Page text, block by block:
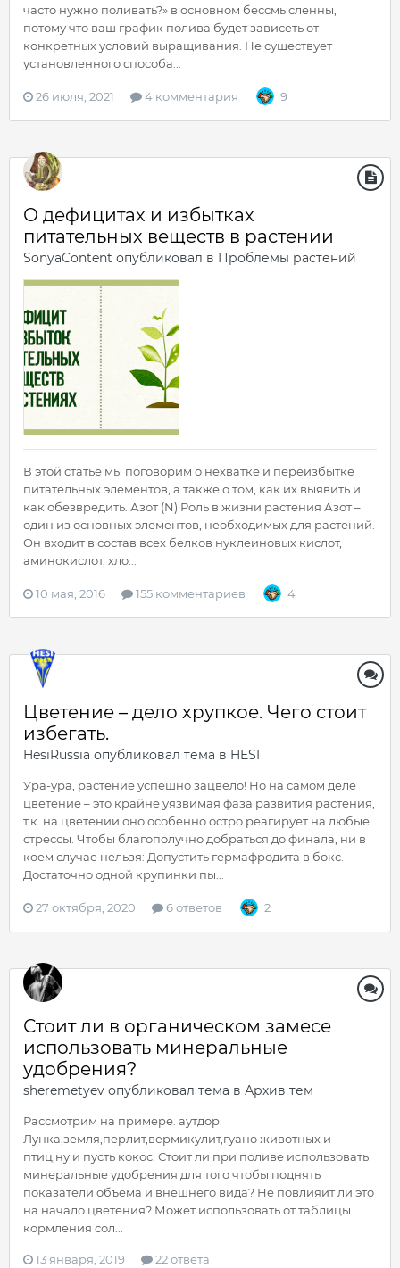
часто нужно поливать?» в основном бессмысленны,
потому что ваш график полива будет зависеть от
конкретных условий выращивания. Не существует
установленного способа...
26 июля, 2021 4 комментария 9
О дефицитах и избытках
питательных веществ в растении
SonyaContent опубликовал в Проблемы растений
В этой статье мы поговорим о нехватке и переизбытке
питательных элементов, а также о том, как их выявить и
как обезвредить. Азот (N) Роль в жизни растения Азот –
один из основных элементов, необходимых для растений.
Он входит в состав всех белков нуклеиновых кислот,
аминокислот, хло...
10 мая, 2016 155 комментариев 4
Цветение – дело хрупкое. Чего стоит
избегать.
HesiRussia опубликовал тема в HESI
Ура-ура, растение успешно зацвело! Но на самом деле
цветение – это крайне уязвимая фаза развития растения,
т.к. на цветении оно особенно остро реагирует на любые
стрессы. Чтобы благополучно добраться до финала, ни в
коем случае нельзя: Допустить гермафродита в бокс.
Достаточно одной крупинки пы...
27 октября, 2020 6 ответов 2
Стоит ли в органическом замесе
использовать минеральные
удобрения?
sheremetyev опубликовал тема в Архив тем
Рассмотрим на примере. аутдор.
Лунка,земля,перлит,вермикулит,гуано животных и
птиц,ну и пусть кокос. Стоит ли при поливе использовать
минеральные удобрения для того чтобы поднять
показатели объёма и внешнего вида? Не повлияит ли это
на начало цветения? Может использовать от таблицы
кормления сол...
13 января, 2019 22 ответа